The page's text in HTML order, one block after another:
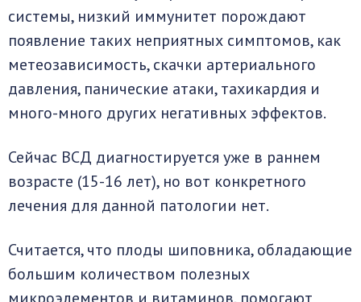
системы, низкий иммунитет порождают
появление таких неприятных симптомов, как
метеозависимость, скачки артериального
давления, панические атаки, тахикардия и
много-много других негативных эффектов.
Сейчас ВСД диагностируется уже в раннем
возрасте (15-16 лет), но вот конкретного
лечения для данной патологии нет.
Считается, что плоды шиповника, обладающие
большим количеством полезных